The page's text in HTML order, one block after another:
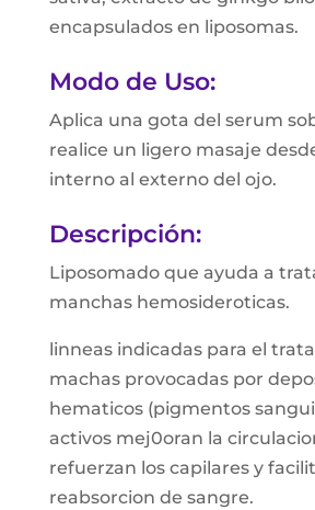
encapsulados en liposomas.
Modo de Uso:
Aplica una gota del serum
realice un ligero masaje
interno al externo del ojo.
Descripción:
Liposomado que ayuda a
manchas hemosideroticas.
linneas indicadas para el
machas provocadas por
hematicos (pigmentos
activos mej0oran la
refuerzan los capilares y
reabsorcion de sangre.